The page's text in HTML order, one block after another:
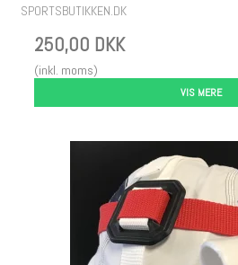
SPORTSBUTIKKEN.DK
250,00 DKK
(inkl. moms)
VIS MERE